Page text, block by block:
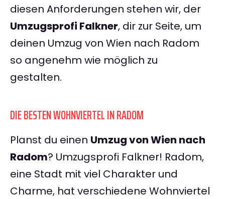
diesen Anforderungen stehen wir, der
Umzugsprofi Falkner, dir zur Seite, um
deinen Umzug von Wien nach Radom
so angenehm wie möglich zu
gestalten.
DIE BESTEN WOHNVIERTEL IN RADOM
Planst du einen Umzug von Wien nach
Radom? Umzugsprofi Falkner! Radom,
eine Stadt mit viel Charakter und
Charme, hat verschiedene Wohnviertel